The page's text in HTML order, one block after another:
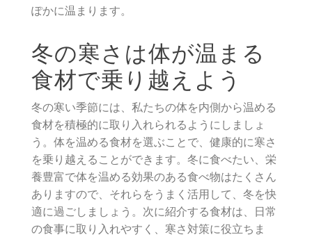
ぽかに温まります。
冬の寒さは体が温まる
食材で乗り越えよう
冬の寒い季節には、私たちの体を内側から温める
食材を積極的に取り入れられるようにしましょ
う。体を温める食材を選ぶことで、健康的に寒さ
を乗り越えることができます。冬に食べたい、栄
養豊富で体を温める効果のある食べ物はたくさん
ありますので、それらをうまく活用して、冬を快
適に過ごしましょう。次に紹介する食材は、日常
の食事に取り入れやすく、寒さ対策に役立ちま